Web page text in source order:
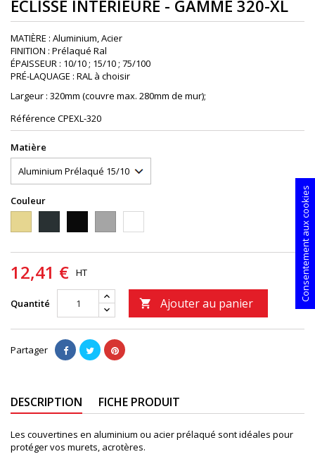
ÉCLISSE INTÉRIEURE - GAMME 320-XL
MATIÈRE : Aluminium, Acier
FINITION : Prélaqué Ral
ÉPAISSEUR : 10/10 ; 15/10 ; 75/100
PRÉ-LAQUAGE : RAL à choisir
Largeur : 320mm (couvre max. 280mm de mur);
Référence CPEXL-320
Matière
Couleur
12,41 € HT
Quantité  Ajouter au panier
Partager
DESCRIPTION FICHE PRODUIT
Les couvertines en aluminium ou acier prélaqué sont idéales pour
protéger vos murets, acrotères.
Consentement aux cookies